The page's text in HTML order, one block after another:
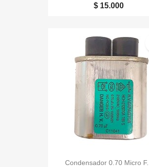
$ 15.000
Condensador 0.70 Micro F...